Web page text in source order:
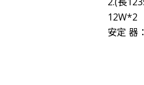
12W*2
安定 器